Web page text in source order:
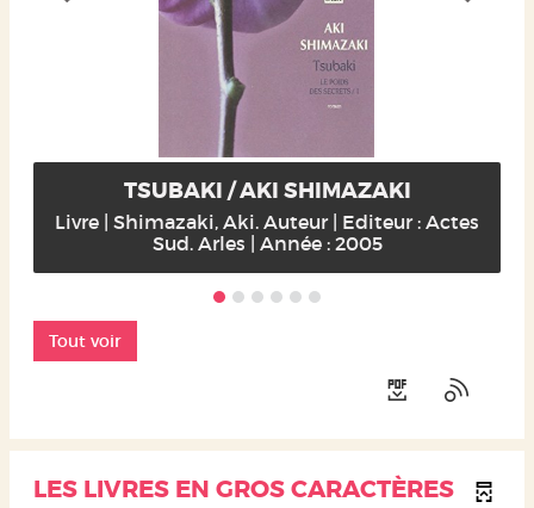
TSUBAKI / AKI SHIMAZAKI
Livre | Shimazaki, Aki. Auteur | Editeur : Actes
Sud. Arles | Année : 2005
Tout voir
LES LIVRES EN GROS CARACTÈRES